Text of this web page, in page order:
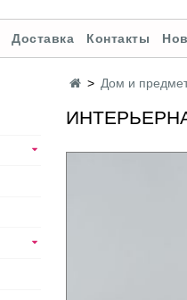
Доставка Контакты
Дом и